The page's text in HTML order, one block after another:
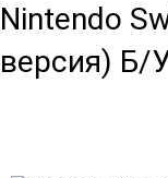
Nintendo
версия) Б/